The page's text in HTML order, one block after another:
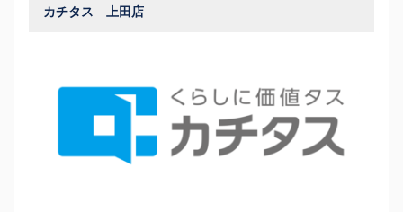
カチタス 上田店